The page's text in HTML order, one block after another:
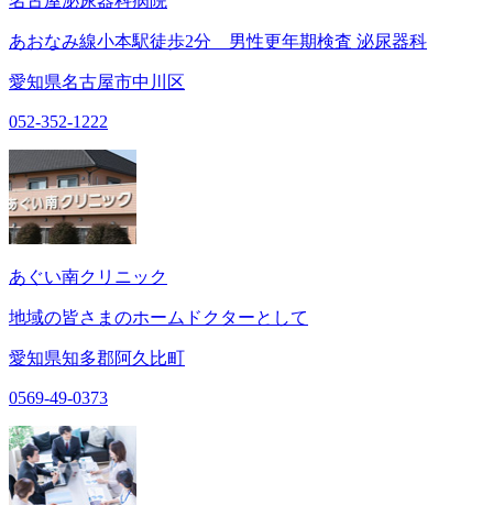
あおなみ線小本駅徒歩2分 男性更年期検査 泌尿器科
愛知県名古屋市中川区
052-352-1222
あぐい南クリニック
地域の皆さまのホームドクターとして
愛知県知多郡阿久比町
0569-49-0373